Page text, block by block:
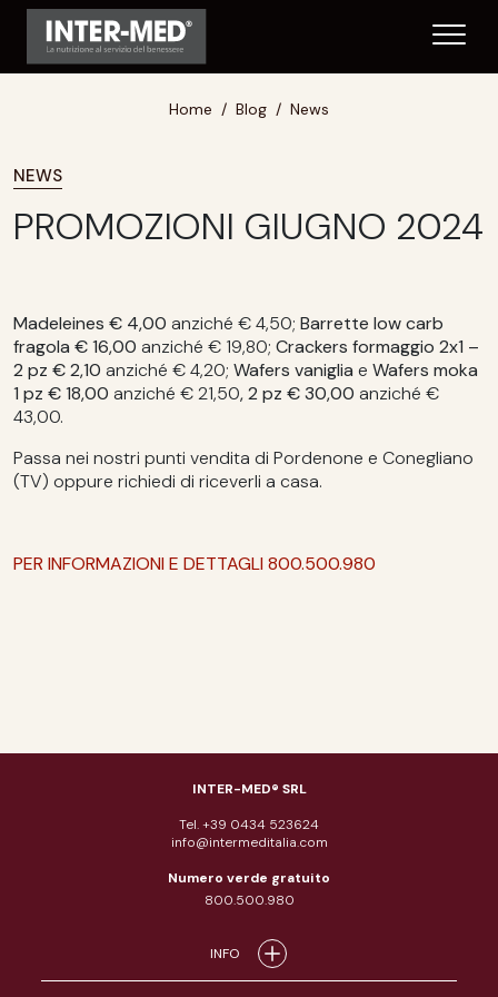
Home Blog News
NEWS
PROMOZIONI GIUGNO 2024
Madeleines € 4,00 anziché € 4,50; Barrette low carb
fragola € 16,00 anziché € 19,80; Crackers formaggio 2x1 –
2 pz € 2,10 anziché € 4,20; Wafers vaniglia e Wafers moka
1 pz € 18,00 anziché € 21,50, 2 pz € 30,00 anziché €
43,00.
Passa nei nostri punti vendita di Pordenone e Conegliano
(TV) oppure richiedi di riceverli a casa.
PER INFORMAZIONI E DETTAGLI 800.500.980
INTER-MED® SRL
Tel. +39 0434 523624
info@intermeditalia.com
Numero verde gratuito
800.500.980
INFO